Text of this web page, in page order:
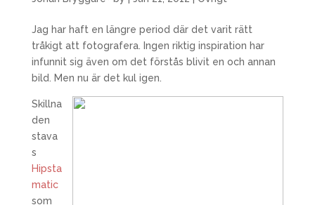
Jag har haft en längre period där det varit rätt
tråkigt att fotografera. Ingen riktig inspiration har
infunnit sig även om det förstås blivit en och annan
bild. Men nu är det kul igen.
Skillna
den
stava
s
Hipsta
matic
som